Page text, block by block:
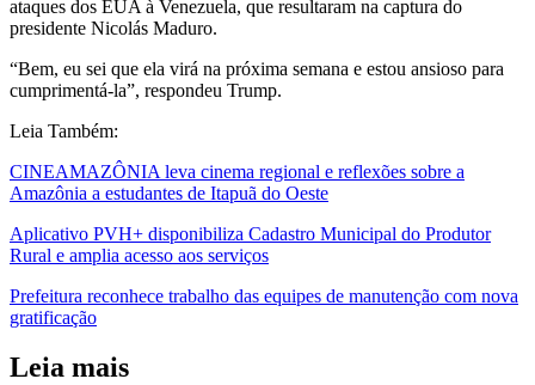
ataques dos EUA à Venezuela, que resultaram na captura do
presidente Nicolás Maduro.
“Bem, eu sei que ela virá na próxima semana e estou ansioso para
cumprimentá-la”, respondeu Trump.
Leia Também:
CINEAMAZÔNIA leva cinema regional e reflexões sobre a
Amazônia a estudantes de Itapuã do Oeste
Aplicativo PVH+ disponibiliza Cadastro Municipal do Produtor
Rural e amplia acesso aos serviços
Prefeitura reconhece trabalho das equipes de manutenção com nova
gratificação
Leia mais